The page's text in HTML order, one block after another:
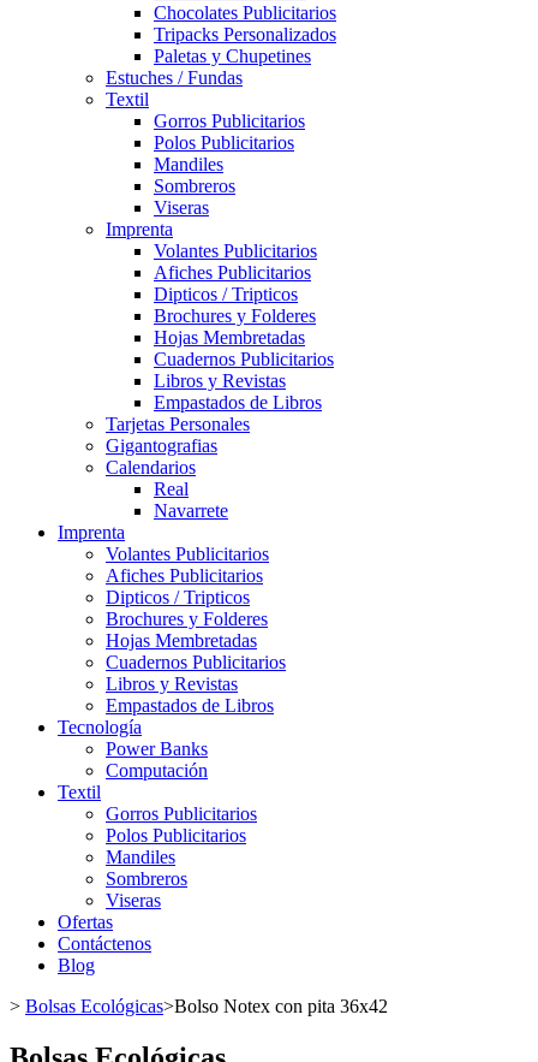
Chocolates Publicitarios
Tripacks Personalizados
Paletas y Chupetines
Estuches / Fundas
Textil
Gorros Publicitarios
Polos Publicitarios
Mandiles
Sombreros
Viseras
Imprenta
Volantes Publicitarios
Afiches Publicitarios
Dipticos / Tripticos
Brochures y Folderes
Hojas Membretadas
Cuadernos Publicitarios
Libros y Revistas
Empastados de Libros
Tarjetas Personales
Gigantografias
Calendarios
Real
Navarrete
Imprenta
Volantes Publicitarios
Afiches Publicitarios
Dipticos / Tripticos
Brochures y Folderes
Hojas Membretadas
Cuadernos Publicitarios
Libros y Revistas
Empastados de Libros
Tecnología
Power Banks
Computación
Textil
Gorros Publicitarios
Polos Publicitarios
Mandiles
Sombreros
Viseras
Ofertas
Contáctenos
Blog
> Bolsas Ecológicas>Bolso Notex con pita 36x42